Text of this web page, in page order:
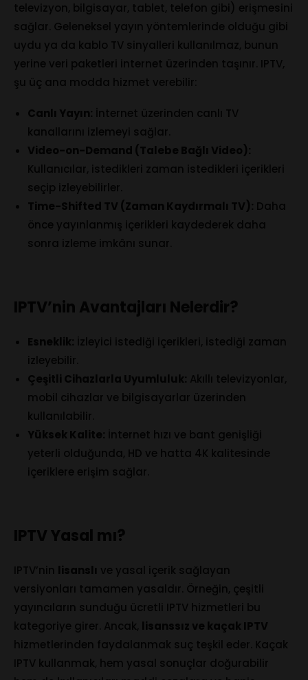
televizyon, bilgisayar, tablet, telefon gibi) erişmesini
sağlar. Geleneksel yayın yöntemlerinde olduğu gibi
uydu ya da kablo TV sinyalleri kullanılmaz, bunun
yerine veri paketleri internet üzerinden taşınır. IPTV,
şu üç ana modda hizmet verebilir:
Canlı Yayın: İnternet üzerinden canlı TV
kanallarını izlemeyi sağlar.
Video-on-Demand (Talebe Bağlı Video):
Kullanıcılar, istedikleri zaman istedikleri içerikleri
seçip izleyebilirler.
Time-Shifted TV (Zaman Kaydırmalı TV): Daha
önce yayınlanmış içerikleri kaydederek daha
sonra izleme imkânı sunar.
IPTV’nin Avantajları Nelerdir?
Esneklik: İzleyici istediği içerikleri, istediği zaman
izleyebilir.
Çeşitli Cihazlarla Uyumluluk: Akıllı televizyonlar,
mobil cihazlar ve bilgisayarlar üzerinden
kullanılabilir.
Yüksek Kalite: İnternet hızı ve bant genişliği
yeterli olduğunda, HD ve hatta 4K kalitesinde
içeriklere erişim sağlar.
IPTV Yasal mı?
IPTV’nin lisanslı ve yasal içerik sağlayan
versiyonları tamamen yasaldır. Örneğin, çeşitli
yayıncıların sunduğu ücretli IPTV hizmetleri bu
kategoriye girer. Ancak, lisanssız ve kaçak IPTV
hizmetlerinden faydalanmak suç teşkil eder. Kaçak
IPTV kullanmak, hem yasal sonuçlar doğurabilir